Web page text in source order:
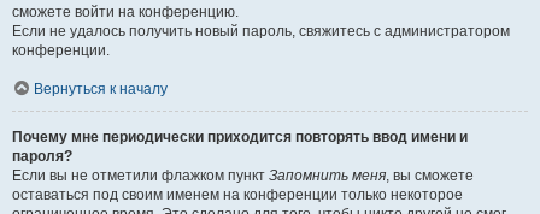
сможете войти на конференцию.
Если не удалось получить новый пароль, свяжитесь с администратором
конференции.
Вернуться к началу
Почему мне периодически приходится повторять ввод имени и
пароля?
Если вы не отметили флажком пункт Запомнить меня, вы сможете
оставаться под своим именем на конференции только некоторое